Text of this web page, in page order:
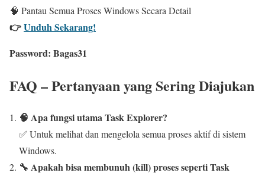
🧠 Pantau Semua Proses Windows Secara Detail
👉Unduh Sekarang!
Password: Bagas31
FAQ – Pertanyaan yang Sering Diajukan
🧠 Apa fungsi utama Task Explorer?
✅ Untuk melihat dan mengelola semua proses aktif di sistem
Windows.
🔧 Apakah bisa membunuh (kill) proses seperti Task